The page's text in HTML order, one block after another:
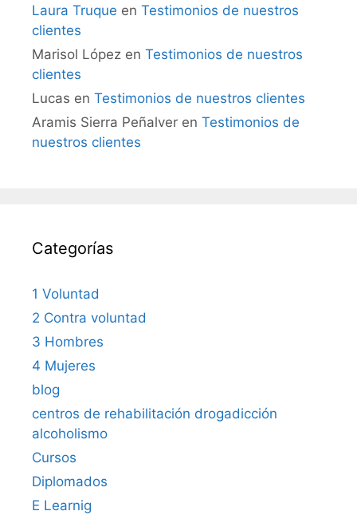
Laura Truque en Testimonios de nuestros
clientes
Marisol López en Testimonios de nuestros
clientes
Lucas en Testimonios de nuestros clientes
Aramis Sierra Peñalver en Testimonios de
nuestros clientes
Categorías
1 Voluntad
2 Contra voluntad
3 Hombres
4 Mujeres
blog
centros de rehabilitación drogadicción
alcoholismo
Cursos
Diplomados
E Learnig